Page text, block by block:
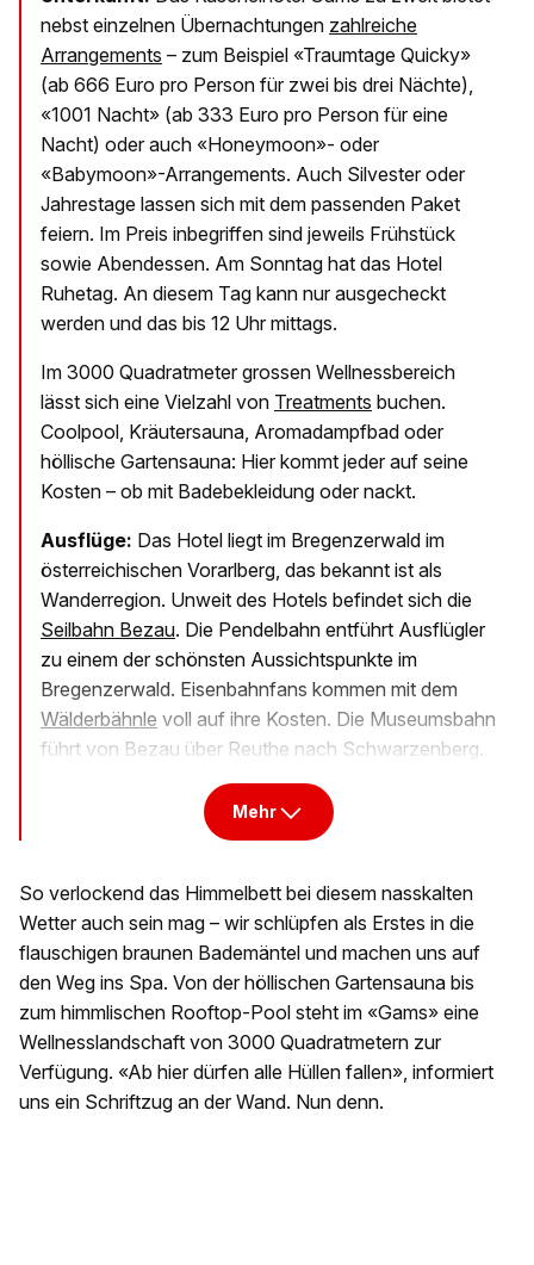
nebst einzelnen Übernachtungen zahlreiche
Arrangements – zum Beispiel «Traumtage Quicky»
(ab 666 Euro pro Person für zwei bis drei Nächte),
«1001 Nacht» (ab 333 Euro pro Person für eine
Nacht) oder auch «Honeymoon»- oder
«Babymoon»-Arrangements. Auch Silvester oder
Jahrestage lassen sich mit dem passenden Paket
feiern. Im Preis inbegriffen sind jeweils Frühstück
sowie Abendessen. Am Sonntag hat das Hotel
Ruhetag. An diesem Tag kann nur ausgecheckt
werden und das bis 12 Uhr mittags.
Im 3000 Quadratmeter grossen Wellnessbereich
lässt sich eine Vielzahl von Treatments buchen.
Coolpool, Kräutersauna, Aromadampfbad oder
höllische Gartensauna: Hier kommt jeder auf seine
Kosten – ob mit Badebekleidung oder nackt.
Ausflüge: Das Hotel liegt im Bregenzerwald im
österreichischen Vorarlberg, das bekannt ist als
Wanderregion. Unweit des Hotels befindet sich die
Seilbahn Bezau. Die Pendelbahn entführt Ausflügler
zu einem der schönsten Aussichtspunkte im
Bregenzerwald. Eisenbahnfans kommen mit dem
Wälderbähnle voll auf ihre Kosten. Die Museumsbahn
führt von Bezau über Reuthe nach Schwarzenberg.
Mehr
So verlockend das Himmelbett bei diesem nasskalten
Wetter auch sein mag – wir schlüpfen als Erstes in die
flauschigen braunen Bademäntel und machen uns auf
den Weg ins Spa. Von der höllischen Gartensauna bis
zum himmlischen Rooftop-Pool steht im «Gams» eine
Wellnesslandschaft von 3000 Quadratmetern zur
Verfügung. «Ab hier dürfen alle Hüllen fallen», informiert
uns ein Schriftzug an der Wand. Nun denn.